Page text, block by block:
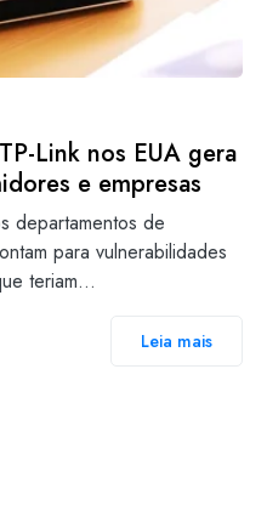
Link nos EUA gera
e empresas
departamentos de
para vulnerabilidades
teriam…
Leia mais